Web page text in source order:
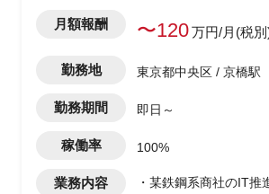
月額報酬 〜120万円/月(税別
勤務地 東京都中央区 / 京橋駅
勤務期間 即日～
稼働率 100%
業務内容
・某鉄鋼系商社のIT推